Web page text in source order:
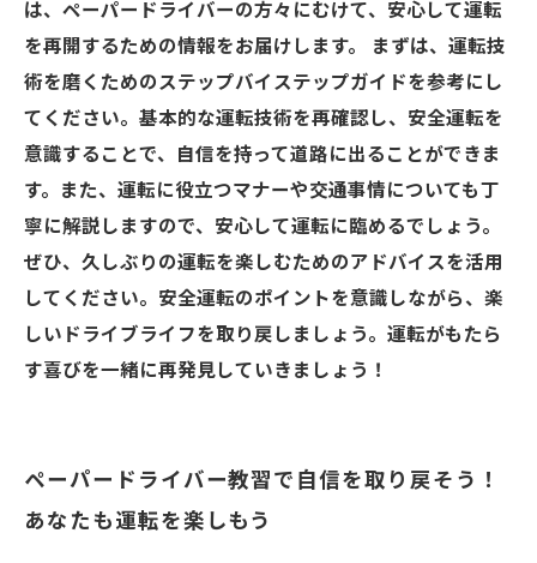
は、ペーパードライバーの方々にむけて、安心して運転
を再開するための情報をお届けします。 まずは、運転技
術を磨くためのステップバイステップガイドを参考にし
てください。基本的な運転技術を再確認し、安全運転を
意識することで、自信を持って道路に出ることができま
す。また、運転に役立つマナーや交通事情についても丁
寧に解説しますので、安心して運転に臨めるでしょう。
ぜひ、久しぶりの運転を楽しむためのアドバイスを活用
してください。安全運転のポイントを意識しながら、楽
しいドライブライフを取り戻しましょう。運転がもたら
す喜びを一緒に再発見していきましょう！
ペーパードライバー教習で自信を取り戻そう！
あなたも運転を楽しもう